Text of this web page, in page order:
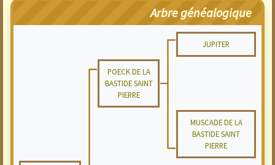
Arbre généalogique
JUPITER
POECK DE LA
BASTIDE SAINT
PIERRE
MUSCADE DE LA
BASTIDE SAINT
PIERRE